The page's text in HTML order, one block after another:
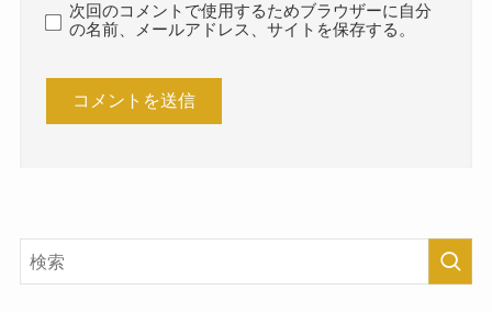
次回のコメントで使用するためブラウザーに自分
の名前、メールアドレス、サイトを保存する。